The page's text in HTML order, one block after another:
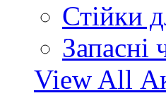
Стійки
Запасні
View All